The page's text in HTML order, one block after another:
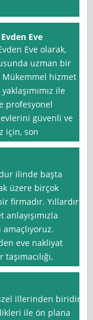
Eve
Eve olarak,
uzman bir
Mükemmel hizmet
ile
profesyonel
güvenli ve
için, son
ilinde başta
üzere birçok
firmadır. Yıllardır
eve nakliyat
illerinden biridir
ile ön plana